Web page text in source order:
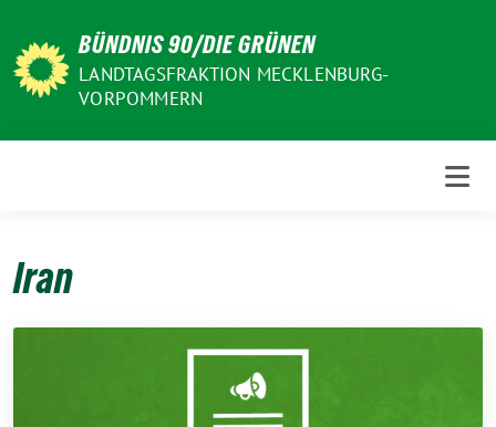
zum
Inhalt
BÜNDNIS 90/DIE GRÜNEN
LANDTAGSFRAKTION MECKLENBURG-
VORPOMMERN
Iran